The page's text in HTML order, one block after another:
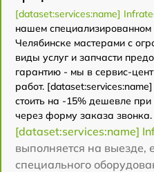
[dataset:services:name]
нашем
Челябинске мастерами с
виды услуг и запчасти
гарантию - мы в сервис-
работ.
стоить на -15% дешевле
через форму заказа звонка.
[dataset:services:name]
выполняется на выезде,
специального